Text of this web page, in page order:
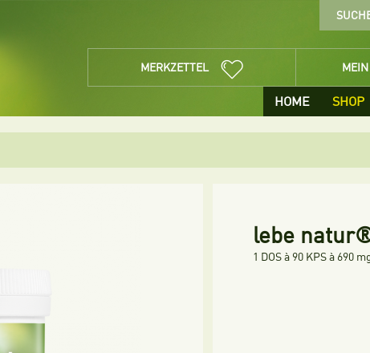
MERKZETTEL
HOME SHOP
lebe
1 DOS à 90 KPS à 690